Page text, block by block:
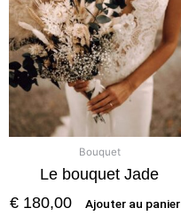
Bouquet
Le bouquet Jade
€ 180,00 Ajouter au panier